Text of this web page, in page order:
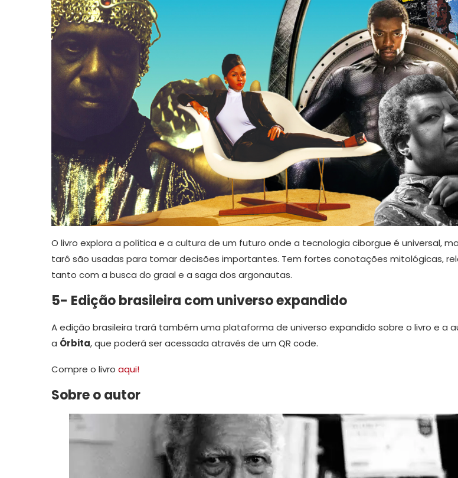
O livro explora a política e a cultura de um futuro onde a tecnologia ciborgue é universal,
tarô são usadas para tomar decisões importantes. Tem fortes conotações mitológicas,
tanto com a busca do graal e a saga dos argonautas.
5- Edição brasileira com universo expandido
A edição brasileira trará também uma plataforma de universo expandido sobre o livro e a
a Órbita, que poderá ser acessada através de um QR code.
Compre o livro aqui!
Sobre o autor